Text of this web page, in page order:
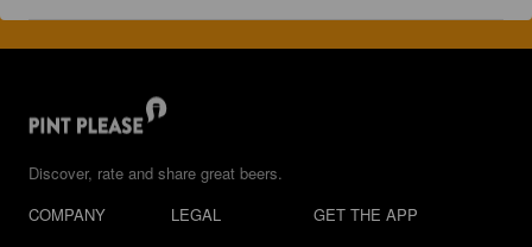
Discover, rate and share great beers.
COMPANY
LEGAL
GET THE APP